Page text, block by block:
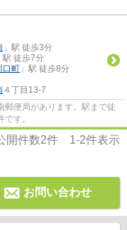
」駅 徒歩3分
駅 徒歩7分
口町 」駅 徒歩8分
４丁目13-7
郵便局があります。駅まで徒
す。
開件数2件 1-2件表示
お問い合わせ